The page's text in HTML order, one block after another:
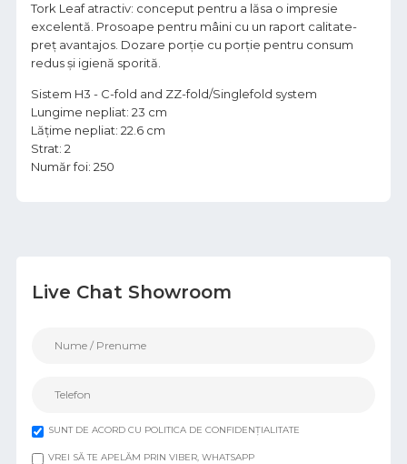
Live Chat Showroom
SUNT DE ACORD CU POLITICA DE CONFIDENȚIALITATE
VREI SĂ TE APELĂM PRIN VIBER, WHATSAPP
Tork Leaf atractiv: conceput pentru a lăsa o impresie
excelentă. Prosoape pentru mâini cu un raport calitate-
preț avantajos. Dozare porție cu porție pentru consum
redus și igienă sporită.
Sistem H3 - C-fold and ZZ-fold/Singlefold system
Lungime nepliat: 23 cm
Lățime nepliat: 22.6 cm
Strat: 2
Număr foi: 250